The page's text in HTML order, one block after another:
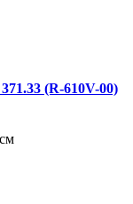
(R-610V-00)